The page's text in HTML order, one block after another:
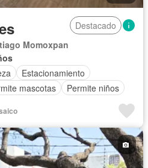
Destacado
Momoxpan
Estacionamiento
mascotas
Permite niños